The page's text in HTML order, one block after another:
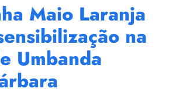
Maio Laranja
na
Umbanda